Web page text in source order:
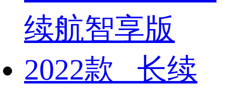
续航智享版
2022款 长续